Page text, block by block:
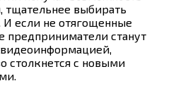
тщательнее выбирать
если не отягощенные
станут
столкнется с новыми